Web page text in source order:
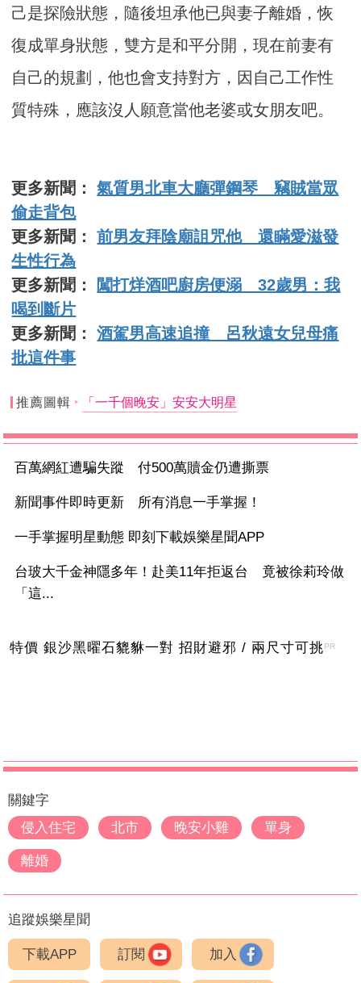
己是探險狀態，隨後坦承他已與妻子離婚，恢
復成單身狀態，雙方是和平分開，現在前妻有
自己的規劃，他也會支持對方，因自己工作性
質特殊，應該沒人願意當他老婆或女朋友吧。
更多新聞：氣質男北車大廳彈鋼琴 竊賊當眾
偷走背包
更多新聞：前男友拜陰廟詛咒他 還瞞愛滋發
生性行為
更多新聞：
闖打烊酒吧廚房便溺 32歲男：我
喝到斷片
更多新聞：酒駕男高速追撞 呂秋遠女兒母痛
批這件事
推薦圖輯 「一千個晚安」安安大明星
百萬網紅遭騙失蹤 付500萬贖金仍遭撕票
新聞事件即時更新 所有消息一手掌握！
一手掌握明星動態 即刻下載娛樂星聞APP
台玻大千金神隱多年！赴美11年拒返台 竟被徐莉玲做
「這...
特價 銀沙黑曜石貔貅一對 招財避邪 / 兩尺寸可挑 PR
關鍵字
侵入住宅
北市 晚安小雞 單身
離婚
追蹤娛樂星聞
下載APP 訂閱 加入